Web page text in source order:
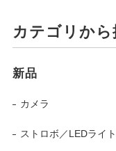
カテゴリから
新品
カメラ
ストロボ／LEDライト